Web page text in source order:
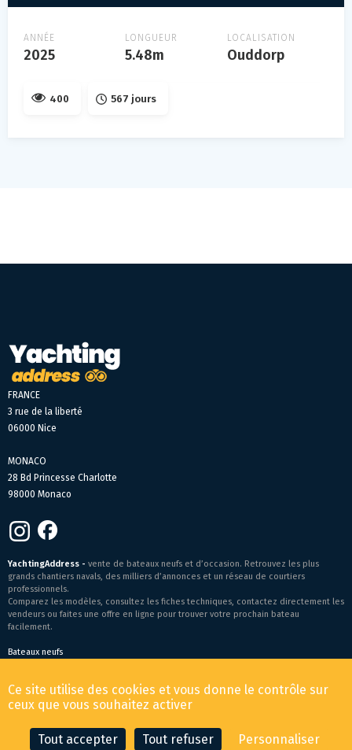
ANNÉE
2025
LONGUEUR
5.48m
LOCALISATION
Ouddorp
400 567 jours
CONTACTER LE COURTIER FAIRE UNE OFFRE
FRANCE
3 rue de la liberté
06000 Nice
MONACO
28 Bd Princesse Charlotte
98000 Monaco
YachtingAddress - vente de bateaux neufs et d’occasion. Retrouvez les plus
grands chantiers navals, des milliers d’annonces et un réseau de courtiers
professionnels.
Comparez les modèles, consultez les fiches techniques, contactez directement les
vendeurs ou faites une offre en ligne pour trouver votre prochain bateau
facilement.
Bateaux neufs
© 2026 YachtingAddress.com
Ce site utilise des cookies et vous donne le contrôle sur
ceux que vous souhaitez activer
Tout accepter Tout refuser Personnaliser